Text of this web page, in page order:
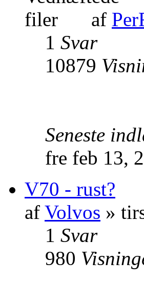
af
1 Svar
10879
Seneste
fre feb 13,
V70 - rust?
af Volvos »
1 Svar
980